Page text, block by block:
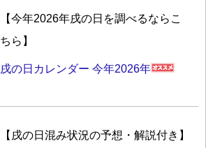
【今年2026年戌の日を調べるならこ
ちら】
戌の日カレンダー 今年2026年
【戌の日混み状況の予想・解説付き】